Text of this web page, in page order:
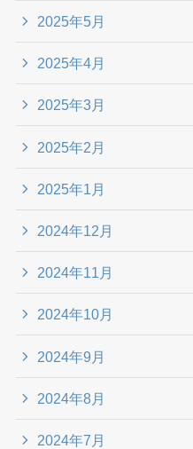
2025年5月
2025年4月
2025年3月
2025年2月
2025年1月
2024年12月
2024年11月
2024年10月
2024年9月
2024年8月
2024年7月